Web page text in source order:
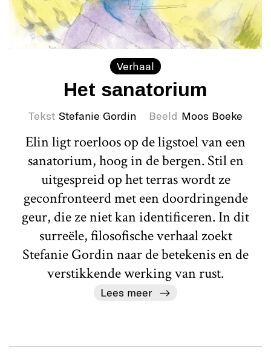
Verhaal
Het sanatorium
Tekst Stefanie Gordin Beeld Moos Boeke
Elin ligt roerloos op de ligstoel van een
sanatorium, hoog in de bergen. Stil en
uitgespreid op het terras wordt ze
geconfronteerd met een doordringende
geur, die ze niet kan identificeren. In dit
surreële, filosofische verhaal zoekt
Stefanie Gordin naar de betekenis en de
verstikkende werking van rust.
Lees meer